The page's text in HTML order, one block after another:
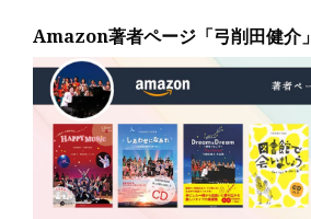
Amazon著者ページ「弓削田健介」